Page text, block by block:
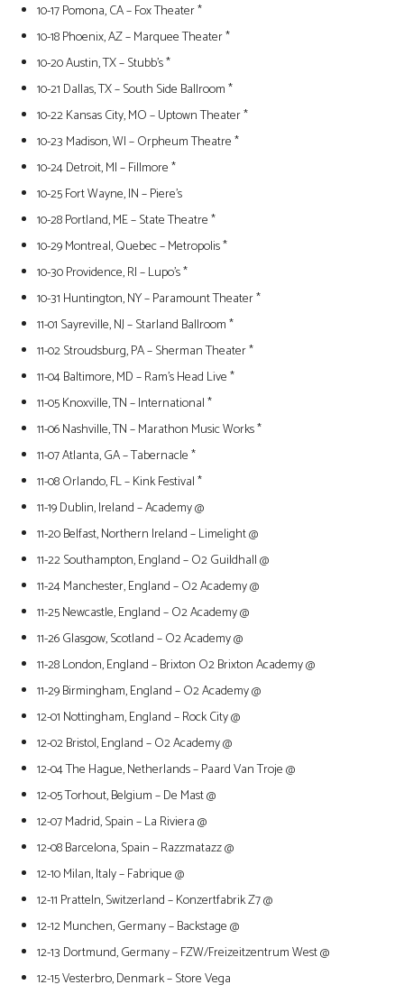
10-17 Pomona, CA – Fox Theater *
10-18 Phoenix, AZ – Marquee Theater *
10-20 Austin, TX – Stubb’s *
10-21 Dallas, TX – South Side Ballroom *
10-22 Kansas City, MO – Uptown Theater *
10-23 Madison, WI – Orpheum Theatre *
10-24 Detroit, MI – Fillmore *
10-25 Fort Wayne, IN – Piere’s
10-28 Portland, ME – State Theatre *
10-29 Montreal, Quebec – Metropolis *
10-30 Providence, RI – Lupo’s *
10-31 Huntington, NY – Paramount Theater *
11-01 Sayreville, NJ – Starland Ballroom *
11-02 Stroudsburg, PA – Sherman Theater *
11-04 Baltimore, MD – Ram’s Head Live *
11-05 Knoxville, TN – International *
11-06 Nashville, TN – Marathon Music Works *
11-07 Atlanta, GA – Tabernacle *
11-08 Orlando, FL – Kink Festival *
11-19 Dublin, Ireland – Academy @
11-20 Belfast, Northern Ireland – Limelight @
11-22 Southampton, England – O2 Guildhall @
11-24 Manchester, England – O2 Academy @
11-25 Newcastle, England – O2 Academy @
11-26 Glasgow, Scotland – O2 Academy @
11-28 London, England – Brixton O2 Brixton Academy @
11-29 Birmingham, England – O2 Academy @
12-01 Nottingham, England – Rock City @
12-02 Bristol, England – O2 Academy @
12-04 The Hague, Netherlands – Paard Van Troje @
12-05 Torhout, Belgium – De Mast @
12-07 Madrid, Spain – La Riviera @
12-08 Barcelona, Spain – Razzmatazz @
12-10 Milan, Italy – Fabrique @
12-11 Pratteln, Switzerland – Konzertfabrik Z7 @
12-12 Munchen, Germany – Backstage @
12-13 Dortmund, Germany – FZW/Freizeitzentrum West @
12-15 Vesterbro, Denmark – Store Vega